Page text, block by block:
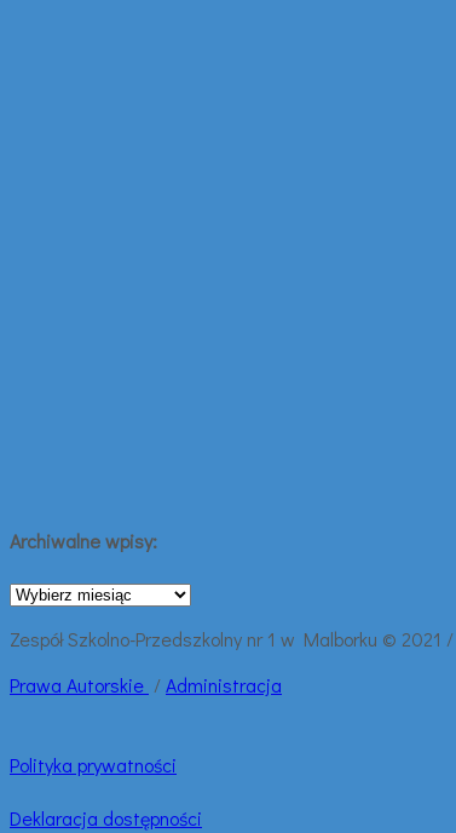
Archiwalne wpisy:
Archiwalne
Zespół Szkolno-Przedszkolny nr 1 w Malborku ©
Prawa Autorskie /Administracja
Polityka prywatności
Deklaracja dostępności